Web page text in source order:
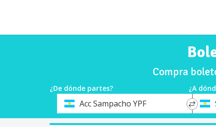
Compra
¿De dónde partes? ¿A
OrigenAcc Sampacho YPF
*